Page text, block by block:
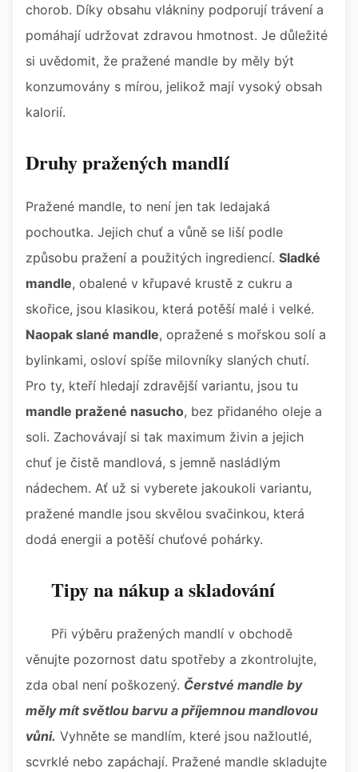
chorob. Díky obsahu vlákniny podporují trávení a
pomáhají udržovat zdravou hmotnost. Je důležité
si uvědomit, že pražené mandle by měly být
konzumovány s mírou, jelikož mají vysoký obsah
kalorií.
Druhy pražených mandlí
Pražené mandle, to není jen tak ledajaká
pochoutka. Jejich chuť a vůně se liší podle
způsobu pražení a použitých ingrediencí. Sladké
mandle, obalené v křupavé krustě z cukru a
skořice, jsou klasikou, která potěší malé i velké.
Naopak slané mandle, opražené s mořskou solí a
bylinkami, osloví spíše milovníky slaných chutí.
Pro ty, kteří hledají zdravější variantu, jsou tu
mandle pražené nasucho, bez přidaného oleje a
soli. Zachovávají si tak maximum živin a jejich
chuť je čistě mandlová, s jemně nasládlým
nádechem. Ať už si vyberete jakoukoli variantu,
pražené mandle jsou skvělou svačinkou, která
dodá energii a potěší chuťové pohárky.
Tipy na nákup a skladování
Při výběru pražených mandlí v obchodě
věnujte pozornost datu spotřeby a zkontrolujte,
zda obal není poškozený. Čerstvé mandle by
měly mít světlou barvu a příjemnou mandlovou
vůni. Vyhněte se mandlím, které jsou nažloutlé,
scvrklé nebo zapáchají. Pražené mandle skladujte